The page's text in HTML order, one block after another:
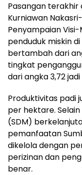
Pasangan terakhir
Kurniawan
Penyampaian
penduduk miskin
bertambah dari
tingkat
dari angka 3,72
Produktivitas padi
per hektare.
(SDM)
pemanfaatan
dikelola dengan
perizinan dan
benar.